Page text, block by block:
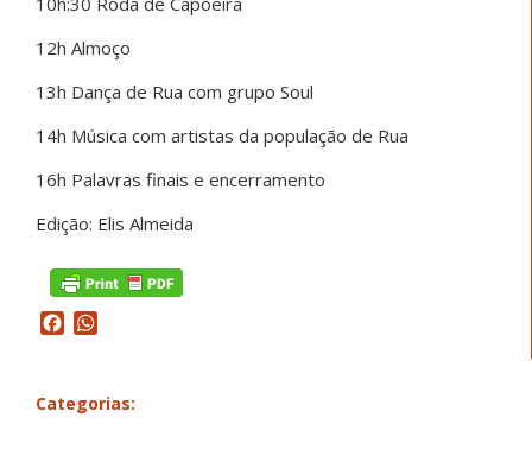
12h Almoço
13h Dança de Rua com grupo Soul
14h Música com artistas da população de Rua
16h Palavras finais e encerramento
Edição: Elis Almeida
Facebook
Categorias: